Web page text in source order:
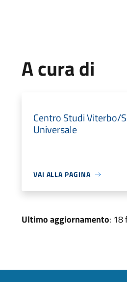
A cura di
Centro Studi Viterbo/
Universale
VAI ALLA PAGINA
Ultimo aggiornamento: 18